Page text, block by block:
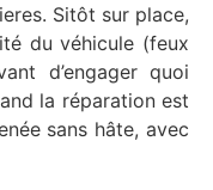
Sitôt sur place,
du véhicule (feux
d’engager quoi
la réparation est
sans hâte, avec